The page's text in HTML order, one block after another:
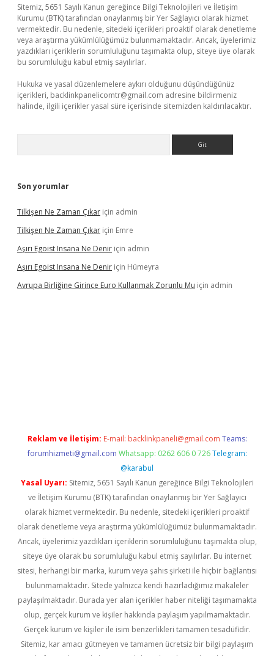
Sitemiz, 5651 Sayılı Kanun gereğince Bilgi Teknolojileri ve İletişim
Kurumu (BTK) tarafından onaylanmış bir Yer Sağlayıcı olarak hizmet
vermektedir. Bu nedenle, sitedeki içerikleri proaktif olarak denetleme
veya araştırma yükümlülüğümüz bulunmamaktadır. Ancak, üyelerimiz
yazdıkları içeriklerin sorumluluğunu taşımakta olup, siteye üye olarak
bu sorumluluğu kabul etmiş sayılırlar.
Hukuka ve yasal düzenlemelere aykırı olduğunu düşündüğünüz
içerikleri, backlinkpanelicomtr@gmail.com adresine bildirmeniz
halinde, ilgili içerikler yasal süre içerisinde sitemizden kaldırılacaktır.
Son yorumlar
Tilkişen Ne Zaman Çıkar için admin
Tilkişen Ne Zaman Çıkar için Emre
Aşırı Egoist Insana Ne Denir için admin
Aşırı Egoist Insana Ne Denir için Hümeyra
Avrupa Birliğine Girince Euro Kullanmak Zorunlu Mu için admin
Reklam ve İletişim: E-mail: backlinkpaneli@gmail.com Teams:
forumhizmeti@gmail.com Whatsapp: 0262 606 0 726 Telegram:
@karabul
Yasal Uyarı: Sitemiz, 5651 Sayılı Kanun gereğince Bilgi Teknolojileri
ve İletişim Kurumu (BTK) tarafından onaylanmış bir Yer Sağlayıcı
olarak hizmet vermektedir. Bu nedenle, sitedeki içerikleri proaktif
olarak denetleme veya araştırma yükümlülüğümüz bulunmamaktadır.
Ancak, üyelerimiz yazdıkları içeriklerin sorumluluğunu taşımakta olup,
siteye üye olarak bu sorumluluğu kabul etmiş sayılırlar. Bu internet
sitesi, herhangi bir marka, kurum veya şahıs şirketi ile hiçbir bağlantısı
bulunmamaktadır. Sitede yalnızca kendi hazırladığımız makaleler
paylaşılmaktadır. Burada yer alan içerikler haber niteliği taşımamakta
olup, gerçek kurum ve kişiler hakkında paylaşım yapılmamaktadır.
Gerçek kurum ve kişiler ile isim benzerlikleri tamamen tesadüfidir.
Sitemiz, kar amacı gütmeyen ve tamamen ücretsiz bir bilgi paylaşım